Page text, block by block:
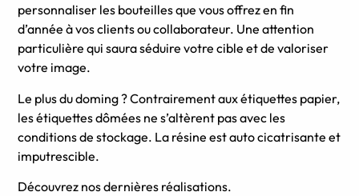
personnaliser les bouteilles que vous offrez en fin
d’année à vos clients ou collaborateur. Une attention
particulière qui saura séduire votre cible et de valoriser
votre image.
Le plus du doming ? Contrairement aux étiquettes papier,
les étiquettes dômées ne s’altèrent pas avec les
conditions de stockage. La résine est auto cicatrisante et
imputrescible.
Découvrez nos dernières réalisations.